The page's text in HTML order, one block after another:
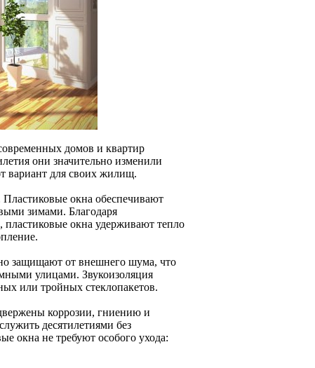
домов и квартир
они значительно изменили
вариант для своих жилищ.
окна обеспечивают
зимами. Благодаря
окна удерживают тепло
защищают от внешнего шума, что
улицами. Звукоизоляция
или тройных стеклопакетов.
коррозии, гниению и
десятилетиями без
окна не требуют особого ухода: